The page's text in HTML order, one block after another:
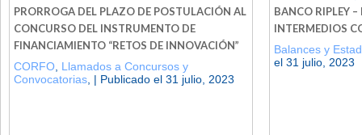
PRORROGA DEL PLAZO DE POSTULACIÓN AL
CONCURSO DEL INSTRUMENTO DE
FINANCIAMIENTO “RETOS DE INNOVACIÓN”
CORFO Llamados a Concursos y
Convocatorias , | Publicado el 31 julio, 2023
BANCO RIPLEY
INTERMEDIOS
Balances y
el 31 julio, 2023